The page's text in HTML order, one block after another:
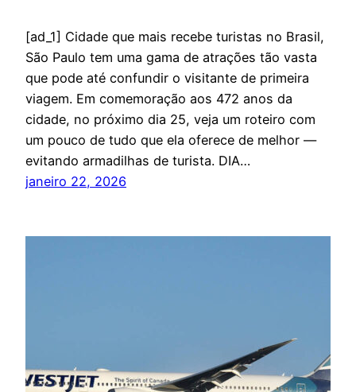
[ad_1] Cidade que mais recebe turistas no Brasil,
São Paulo tem uma gama de atrações tão vasta
que pode até confundir o visitante de primeira
viagem. Em comemoração aos 472 anos da
cidade, no próximo dia 25, veja um roteiro com
um pouco de tudo que ela oferece de melhor —
evitando armadilhas de turista. DIA…
janeiro 22, 2026